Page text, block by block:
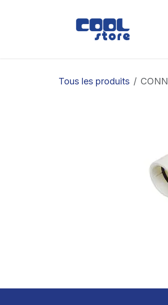
Tous les produits